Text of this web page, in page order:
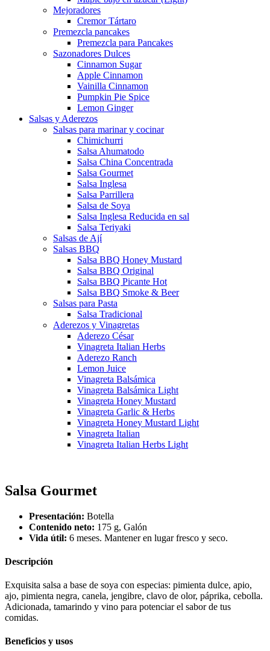
Mejoradores
Cremor Tártaro
Premezcla pancakes
Premezcla para Pancakes
Sazonadores Dulces
Cinnamon Sugar
Apple Cinnamon
Vainilla Cinnamon
Pumpkin Pie Spice
Lemon Ginger
Salsas y Aderezos
Salsas para marinar y cocinar
Chimichurri
Salsa Ahumatodo
Salsa China Concentrada
Salsa Gourmet
Salsa Inglesa
Salsa Parrillera
Salsa de Soya
Salsa Inglesa Reducida en sal
Salsa Teriyaki
Salsas de Ají
Salsas BBQ
Salsa BBQ Honey Mustard
Salsa BBQ Original
Salsa BBQ Picante Hot
Salsa BBQ Smoke & Beer
Salsas para Pasta
Salsa Tradicional
Aderezos y Vinagretas
Aderezo César
Vinagreta Italian Herbs
Aderezo Ranch
Lemon Juice
Vinagreta Balsámica
Vinagreta Balsámica Light
Vinagreta Honey Mustard
Vinagreta Garlic & Herbs
Vinagreta Honey Mustard Light
Vinagreta Italian
Vinagreta Italian Herbs Light
Salsa Gourmet
Presentación: Botella
Contenido neto: 175 g, Galón
Vida útil: 6 meses. Mantener en lugar fresco y seco.
Descripción
Exquisita salsa a base de soya con especias: pimienta dulce, apio,
ajo, pimienta negra, canela, jengibre, clavo de olor, páprika, cebolla.
Adicionada, tamarindo y vino para potenciar el sabor de tus
comidas.
Beneficios y usos